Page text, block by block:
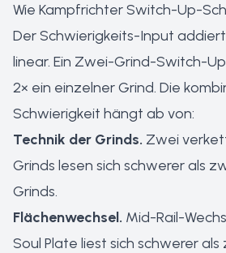
Wie Kampfrichter Switch-Up-
Der Schwierigkeits-Input
linear. Ein Zwei-Grind-Switch-
2× ein einzelner Grind. Die
Schwierigkeit hängt ab von:
Technik der Grinds. Zwei
Grinds lesen sich schwerer als
Grinds.
Flächenwechsel. Mid-Rail-
Soul Plate liest sich schwerer